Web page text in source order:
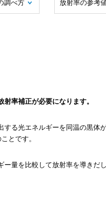
調べ方 放射率の参考
率補正が必要になります。
する光エネルギーを同温の黒体
とです。
ー量を比較して放射率を導きだ